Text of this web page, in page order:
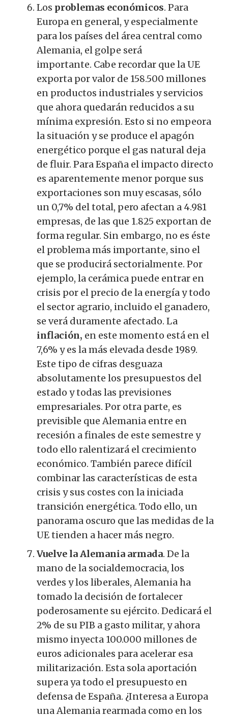
Los problemas económicos. Para
Europa en general, y especialmente
para los países del área central como
Alemania, el golpe será
importante. Cabe recordar que la UE
exporta por valor de 158.500 millones
en productos industriales y servicios
que ahora quedarán reducidos a su
mínima expresión. Esto si no empeora
la situación y se produce el apagón
energético porque el gas natural deja
de fluir. Para España el impacto directo
es aparentemente menor porque sus
exportaciones son muy escasas, sólo
un 0,7% del total, pero afectan a 4.981
empresas, de las que 1.825 exportan de
forma regular. Sin embargo, no es éste
el problema más importante, sino el
que se producirá sectorialmente. Por
ejemplo, la cerámica puede entrar en
crisis por el precio de la energía y todo
el sector agrario, incluido el ganadero,
se verá duramente afectado. La
inflación, en este momento está en el
7,6% y es la más elevada desde 1989.
Este tipo de cifras desguaza
absolutamente los presupuestos del
estado y todas las previsiones
empresariales. Por otra parte, es
previsible que Alemania entre en
recesión a finales de este semestre y
todo ello ralentizará el crecimiento
económico. También parece difícil
combinar las características de esta
crisis y sus costes con la iniciada
transición energética. Todo ello, un
panorama oscuro que las medidas de la
UE tienden a hacer más negro.
Vuelve la Alemania armada. De la
mano de la socialdemocracia, los
verdes y los liberales, Alemania ha
tomado la decisión de fortalecer
poderosamente su ejército. Dedicará el
2% de su PIB a gasto militar, y ahora
mismo inyecta 100.000 millones de
euros adicionales para acelerar esa
militarización. Esta sola aportación
supera ya todo el presupuesto en
defensa de España. ¿Interesa a Europa
una Alemania rearmada como en los